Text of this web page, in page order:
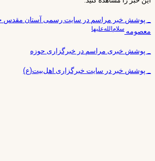
_ پوشش خبر مراسم در سایت رسمی آستان
معصومه سلام‌الله‌علیها
_ پوشش خبری مراسم در خبرگزاری حوزه
_ پوشش خبر در سایت خبرگزاری اهل‌بیت(ع)